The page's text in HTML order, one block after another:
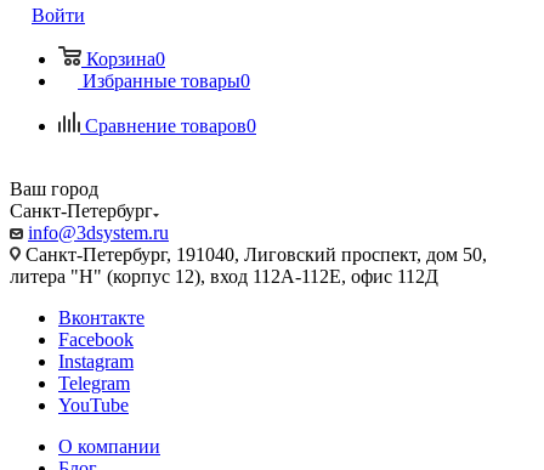
Войти
Корзина0
Избранные товары0
Сравнение товаров0
Ваш город
Санкт-Петербург
info@3dsystem.ru
Санкт-Петербург, 191040, Лиговский проспект, дом 50,
литера "Н" (корпус 12), вход 112А-112Е, офис 112Д
Вконтакте
Facebook
Instagram
Telegram
YouTube
О компании